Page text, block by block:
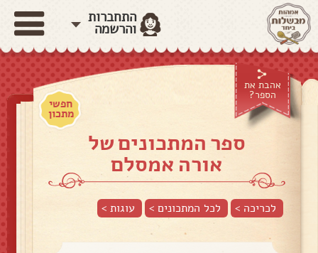
התחברות
והרשמה
אהבת את
הספר?
חפשי
מתכון
ספר המתכונים של
אורה אמסלם
לכריכה > לכל המתכונים > עוגות>